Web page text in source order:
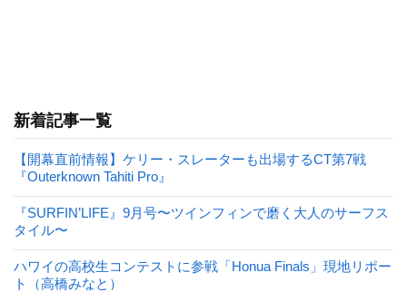
新着記事一覧
【開幕直前情報】ケリー・スレーターも出場するCT第7戦
『Outerknown Tahiti Pro』
『SURFIN’LIFE』9月号〜ツインフィンで磨く大人のサーフス
タイル〜
ハワイの高校生コンテストに参戦「Honua Finals」現地リポー
ト（高橋みなと）